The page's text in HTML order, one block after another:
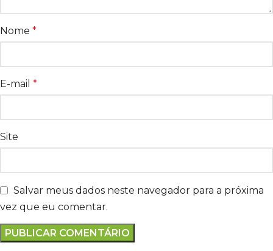
Nome *
E-mail *
Site
Salvar meus dados neste navegador para a próxima
vez que eu comentar.